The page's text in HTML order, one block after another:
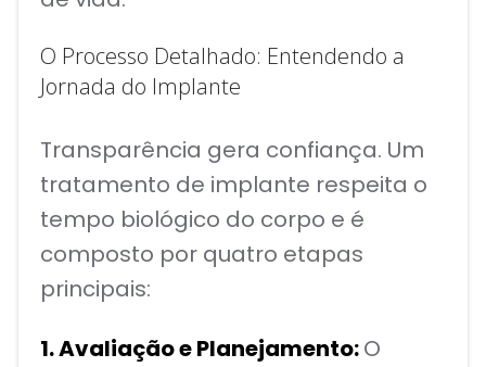
O Processo Detalhado: Entendendo a
Jornada do Implante
Transparência gera confiança. Um
tratamento de implante respeita o
tempo biológico do corpo e é
composto por quatro etapas
principais:
1. Avaliação e Planejamento:O